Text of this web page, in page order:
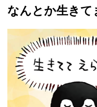
なんとか生きて